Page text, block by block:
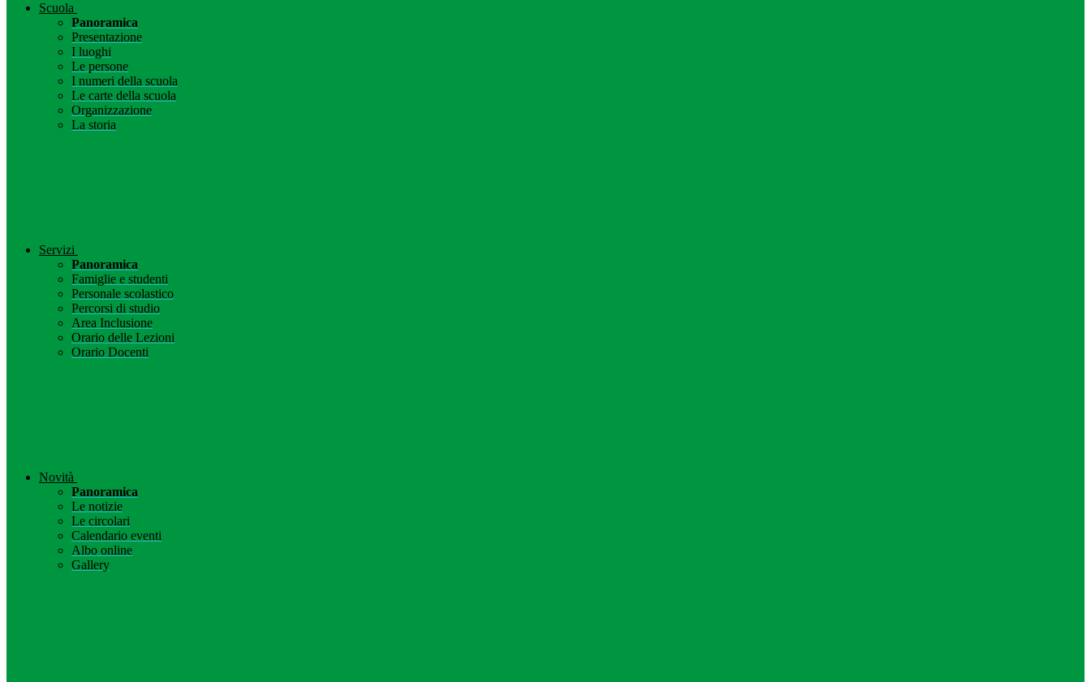
Scuola
Panoramica
Presentazione
I luoghi
Le persone
I numeri della scuola
Le carte della scuola
Organizzazione
La storia
Servizi
Panoramica
Famiglie e studenti
Personale scolastico
Percorsi di studio
Area Inclusione
Orario delle Lezioni
Orario Docenti
Novità
Panoramica
Le notizie
Le circolari
Calendario eventi
Albo online
Gallery